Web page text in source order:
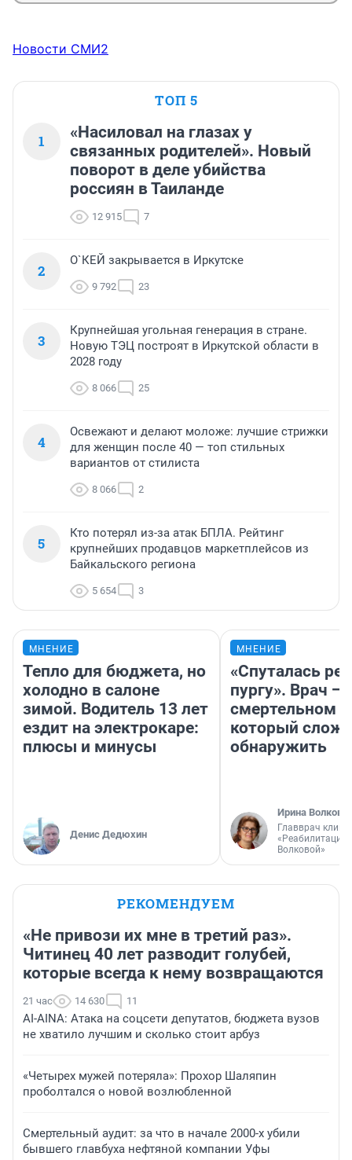
Новости СМИ2
ТОП 5
1
«Насиловал на глазах у
связанных родителей». Новый
поворот в деле убийства
россиян в Таиланде
12 915 7
2
О`КЕЙ закрывается в Иркутске
9 792 23
3
Крупнейшая угольная генерация в стране.
Новую ТЭЦ построят в Иркутской области в
2028 году
8 066 25
4
Освежают и делают моложе: лучшие стрижки
для женщин после 40 — топ стильных
вариантов от стилиста
8 066 2
5
Кто потерял из-за атак БПЛА. Рейтинг
крупнейших продавцов маркетплейсов из
Байкальского региона
5 654 3
МНЕНИЕ
Тепло для бюджета, но
холодно в салоне
зимой. Водитель 13 лет
ездит на электрокаре:
плюсы и минусы
Денис Дедюхин
МНЕНИЕ
«Спуталась
пургу». Врач —
смертельном
который
обнаружить
Ирина Волкова
Главврач
«Реабилитация
Волковой»
РЕКОМЕНДУЕМ
«Не привози их мне в третий раз».
Читинец 40 лет разводит голубей,
которые всегда к нему возвращаются
21 час 14 630 11
AI-AINA: Атака на соцсети депутатов, бюджета вузов
не хватило лучшим и сколько стоит арбуз
«Четырех мужей потеряла»: Прохор Шаляпин
проболтался о новой возлюбленной
Смертельный аудит: за что в начале 2000-х убили
бывшего главбуха нефтяной компании Уфы